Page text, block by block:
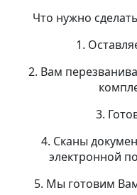
Что нужно
1.
2. Вам
3.
4. Сканы
электронной
5. Мы готовим